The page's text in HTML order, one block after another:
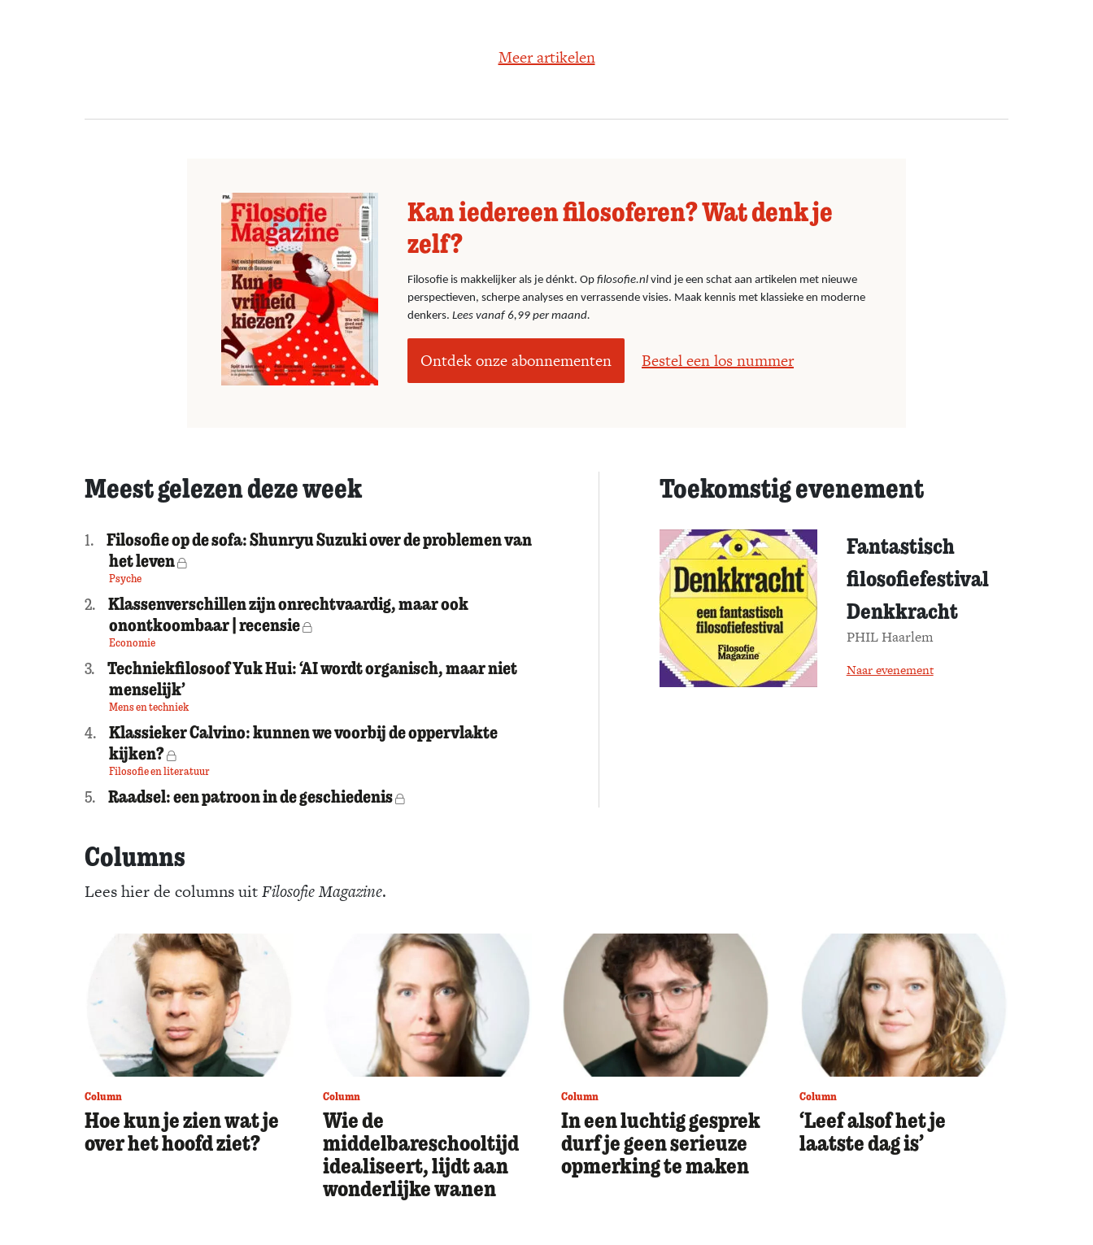
Meer artikelen
Kan iedereen filosoferen? Wat denk je
zelf?
Filosofie is makkelijker als je dénkt. Op filosofie.nl vind je een schat aan artikelen met nieuwe
perspectieven, scherpe analyses en verrassende visies. Maak kennis met klassieke en moderne
denkers. Lees vanaf 6,99 per maand.
Ontdek onze abonnementen Bestel een los nummer
Meest gelezen deze week
1.
Filosofie op de sofa: Shunryu Suzuki over de problemen van
het leven
Psyche
2.
Klassenverschillen zijn onrechtvaardig, maar ook
onontkoombaar | recensie
Economie
3.
Techniekfilosoof Yuk Hui: ‘AI wordt organisch, maar niet
menselijk’
Mens en techniek
4.
Klassieker Calvino: kunnen we voorbij de oppervlakte
kijken?
Filosofie en literatuur
5. Raadsel: een patroon in de geschiedenis
Toekomstig evenement
Fantastisch
filosofiefestival
Denkkracht
PHIL Haarlem
Naar evenement
Columns
Lees hier de columns uitFilosofie Magazine.
Column
Hoe kun je zien wat je
over het hoofd ziet?
Column
Wie de
middelbareschooltijd
idealiseert, lijdt aan
wonderlijke wanen
Column
In een luchtig gesprek
durf je geen serieuze
opmerking te maken
Column
‘Leef alsof het je
laatste dag is’